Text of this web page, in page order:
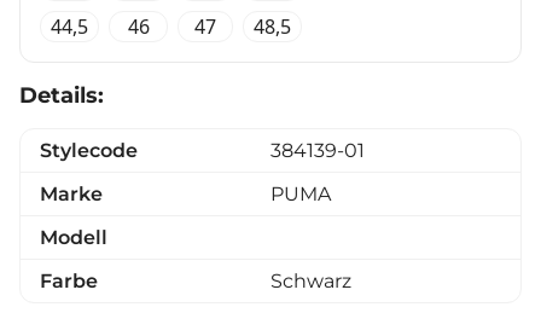
44,5
46 47 48,5
Details:
Stylecode
384139-01
Marke
PUMA
Modell
Farbe
Schwarz